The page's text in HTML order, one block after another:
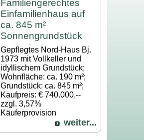
Familiengerechtes
Einfamilienhaus auf
ca. 845 m²
Sonnengrundstück
Gepflegtes Nord-Haus Bj.
1973 mit Vollkeller und
idyllischem Grundstück;
Wohnfläche: ca. 190 m²;
Grundstück: ca. 845 m²;
Kaufpreis: € 740.000,--
zzgl. 3,57%
Käuferprovision
weiter...